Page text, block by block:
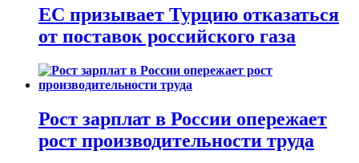
ЕС призывает Турцию отказаться
от поставок российского газа
Рост зарплат в России опережает
рост производительности труда